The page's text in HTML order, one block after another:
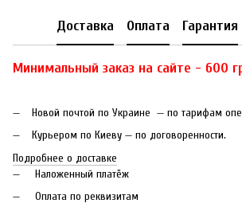
Доставка Оплата Гарантия
Минимальный заказ на сайте - 600
Новой почтой по Украине — по тарифам
Курьером по Киеву — по договоренности.
Подробнее о доставке
Наложенный платёж
Оплата по реквизитам